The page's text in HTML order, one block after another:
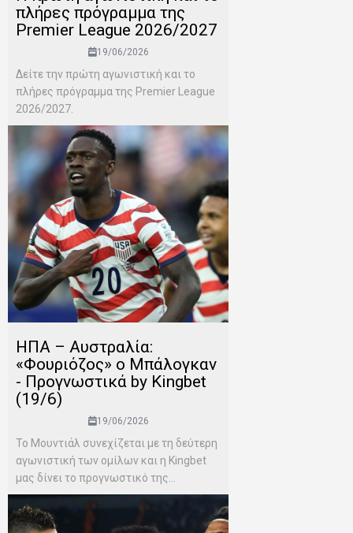
πλήρες πρόγραμμα της
Premier League 2026/2027
19/06/2026
Δείτε την πρώτη αγωνιστική και το
πλήρες πρόγραμμα της Premier League
2026/2027.
ΗΠΑ – Αυστραλία:
«Φουριόζος» ο Μπάλογκαν
- Προγνωστικά by Kingbet
(19/6)
19/06/2026
Το Μουντιάλ συνεχίζεται με τη δεύτερη
αγωνιστική των ομίλων και η Kingbet
μας δίνει το προγνωστικό της...